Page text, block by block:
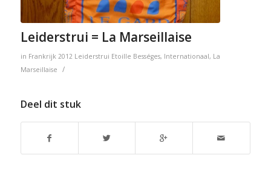
Leiderstrui = La Marseillaise
in Frankrijk 2012 Leiderstrui Etoille Bességes, Internationaal, La
Marseillaise
/
Deel dit stuk